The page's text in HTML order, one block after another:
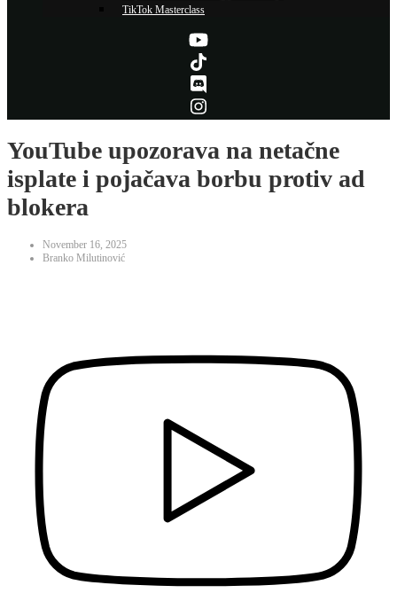
TikTok Masterclass
YouTube upozorava na netačne
isplate i pojačava borbu protiv ad
blokera
November 16, 2025
Branko Milutinović